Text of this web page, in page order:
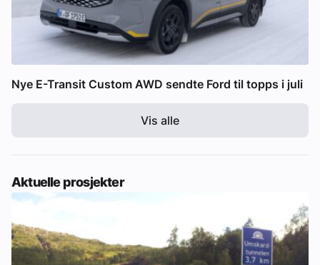
Nye E-Transit Custom AWD sendte Ford til topps i juli
Vis alle
Aktuelle prosjekter